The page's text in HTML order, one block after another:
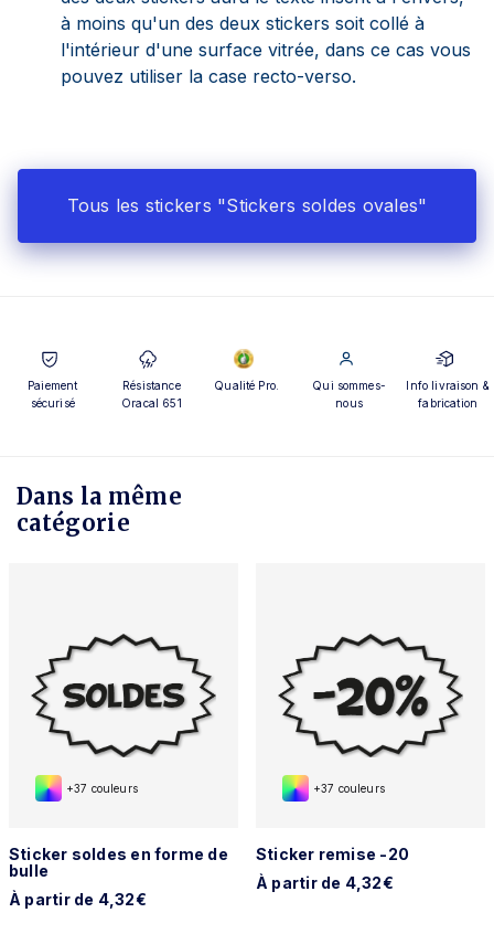
à moins qu'un des deux stickers soit collé à
l'intérieur d'une surface vitrée, dans ce cas vous
pouvez utiliser la case recto-verso.
Tous les stickers "Stickers soldes ovales"
Paiement
sécurisé
Résistance
Oracal 651
Qualité Pro.
Qui sommes-
nous
Info livraison &
fabrication
Dans la même
catégorie
+37 couleurs
Sticker soldes en forme de
bulle
À partir de 4,32€
+37 couleurs
Sticker remise -20
À partir de 4,32€